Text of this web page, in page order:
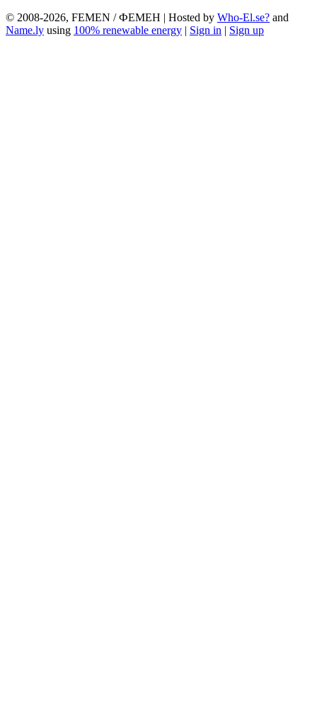
© 2008-2026, FEMEN / ФЕМЕН | Hosted by Who-El.se? and
Name.ly using 100% renewable energy | Sign in | Sign up